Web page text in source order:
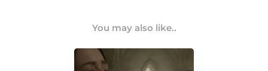
You may also like..